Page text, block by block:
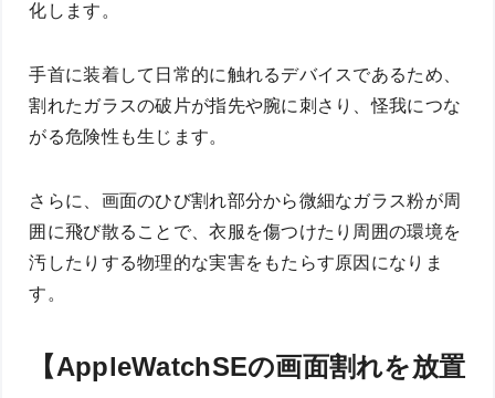
化します。
手首に装着して日常的に触れるデバイスであるため、
割れたガラスの破片が指先や腕に刺さり、怪我につな
がる危険性も生じます。
さらに、画面のひび割れ部分から微細なガラス粉が周
囲に飛び散ることで、衣服を傷つけたり周囲の環境を
汚したりする物理的な実害をもたらす原因になりま
す。
【AppleWatchSEの画面割れを放置